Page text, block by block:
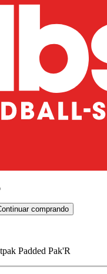
comprando
Padded Pak'R